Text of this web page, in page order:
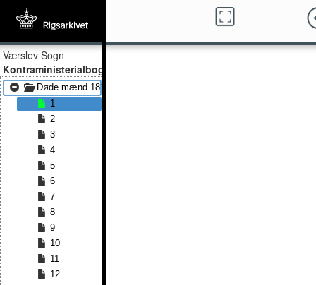
Værslev Sogn
Kontraministerialbog
Døde mænd 1814 - Døde mænd 1838
1
2
3
4
5
6
7
8
9
10
11
12